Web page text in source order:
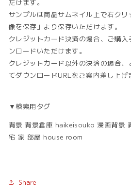
だけます。
サンプルは商品サムネイル上で右ク
像を保存」より保存いただけます。
クレジットカード決済の場合、ご購
ンロードいただけます。
クレジットカード以外の決済の場合
てダウンロードURLをご案内差し上げ
▼検索用タグ
背景 背景倉庫 haikeisouko 漫画背景
宅 家 部屋 house room
Share